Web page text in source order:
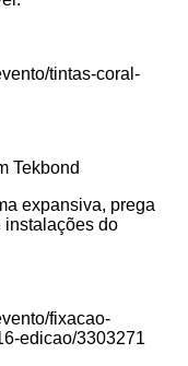
tintas-coral-
Tekbond
expansiva, prega
instalações do
fixacao-
edicao/3303271